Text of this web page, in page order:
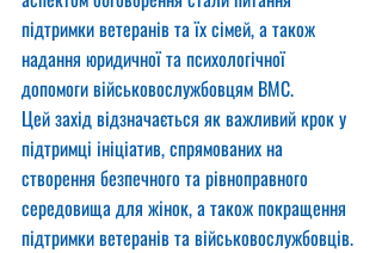
підтримки ветеранів та їх сімей, а також
надання юридичної та психологічної
допомоги військовослужбовцям ВМС.
Цей захід відзначається як важливий крок у
підтримці ініціатив, спрямованих на
створення безпечного та рівноправного
середовища для жінок, а також покращення
підтримки ветеранів та військовослужбовців.